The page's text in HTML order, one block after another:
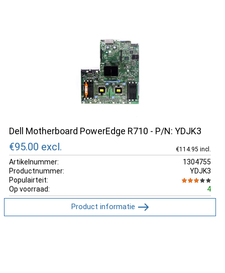
Dell Motherboard PowerEdge R710 - P/N: YDJK3
€95.00 excl. €114.95 incl.
Artikelnummer:
1304755
Productnummer:
YDJK3
Populairteit:
Op voorraad:
4
Product informatie